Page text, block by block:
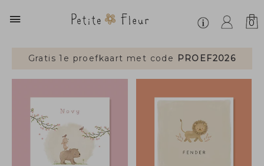
0
Gratis 1e proefkaart met code PROEF2026